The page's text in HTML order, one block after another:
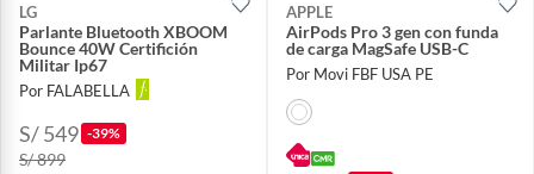
LG
Parlante Bluetooth XBOOM
Bounce 40W Certifición
Militar Ip67
Por FALABELLA
S/ 549 -39%
S/ 899
APPLE
AirPods Pro 3 gen con funda
de carga MagSafe USB-C
Por Movi FBF USA PE